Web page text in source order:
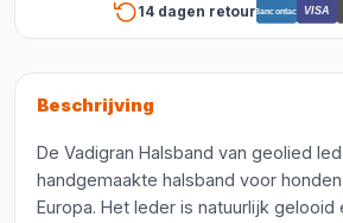
14 dagen retourBancontact VISA
Beschrijving
De Vadigran Halsband van geolied
handgemaakte halsband voor
Europa. Het leder is natuurlijk gelooid